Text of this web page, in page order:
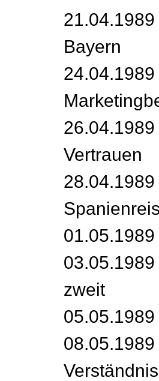
Bayern
Vertrauen
zweit
08.05.1989